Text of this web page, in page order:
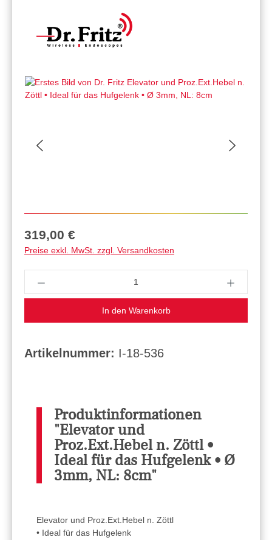
Regulärer Preis:
319,00 €
Preise exkl. MwSt. zzgl. Versandkosten
Produkt Anzahl: Gib den gewünschten Wert
In den Warenkorb
Artikelnummer: I-18-536
Produktinformationen
"Elevator und
Proz.Ext.Hebel n. Zöttl •
Ideal für das Hufgelenk • Ø
3mm, NL: 8cm"
Elevator und Proz.Ext.Hebel n. Zöttl
• Ideal für das Hufgelenk